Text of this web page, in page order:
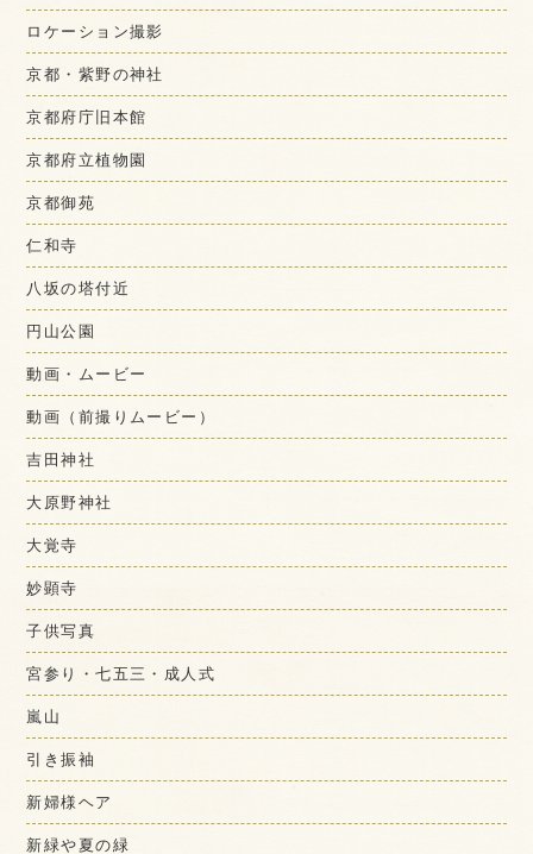
ロケーション撮影
京都・紫野の神社
京都府庁旧本館
京都府立植物園
京都御苑
仁和寺
八坂の塔付近
円山公園
動画・ムービー
動画（前撮りムービー）
吉田神社
大原野神社
大覚寺
妙顕寺
子供写真
宮参り・七五三・成人式
嵐山
引き振袖
新婦様ヘア
新緑や夏の緑